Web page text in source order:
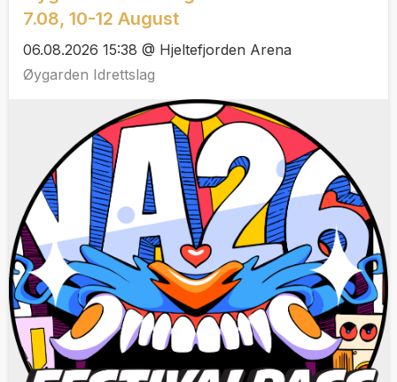
7.08, 10-12 August
06.08.2026 15:38 @ Hjeltefjorden Arena
Øygarden Idrettslag